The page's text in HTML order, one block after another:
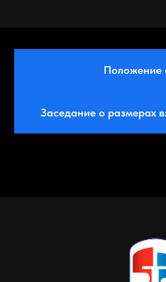
Положение
Заседание о размерах